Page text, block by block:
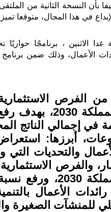
بأن النسخة الثانية من
في هذا المجال، متوقعا
الاثنين ، برنامجًا حواريًا
الأعمال، وذلك ضمن برنامج
الفرص
السعودية في ظل رؤية
إجمالي الناتج
أبرزها:
والتحديات التي
والفرص الاستثمارية
الأعمال في ظل رؤية
الأعمال
للمنشآت الصغيرة